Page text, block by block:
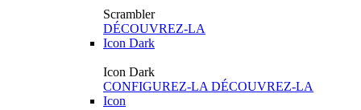
Scrambler
DÉCOUVREZ-LA
Icon Dark
Icon Dark
CONFIGUREZ-LA DÉCOUVREZ-LA
Icon